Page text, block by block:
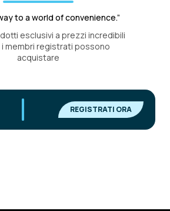
to a world of convenience.”
esclusivi a prezzi incredibili
i membri registrati possono
acquistare
REGISTRATI ORA